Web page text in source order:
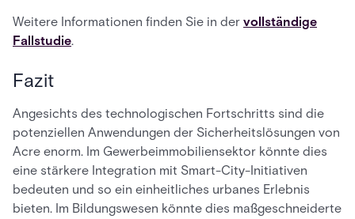
Weitere Informationen finden Sie in der vollständige
Fallstudie.
Fazit
Angesichts des technologischen Fortschritts sind die
potenziellen Anwendungen der Sicherheitslösungen von
Acre enorm. Im Gewerbeimmobiliensektor könnte dies
eine stärkere Integration mit Smart-City-Initiativen
bedeuten und so ein einheitliches urbanes Erlebnis
bieten. Im Bildungswesen könnte dies maßgeschneiderte